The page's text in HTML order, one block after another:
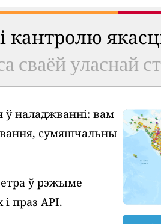
кантролю
сваёй уласнай
ў наладжванні: вам
сумяшчальны
ў рэжыме
праз API.